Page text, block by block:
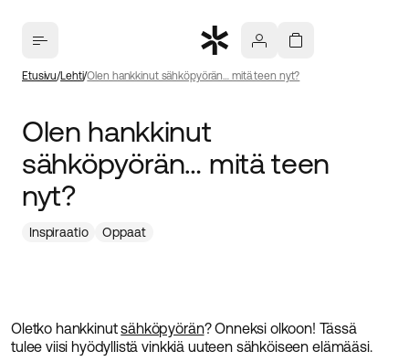
Etusivu Lehti Olen hankkinut sähköpyörän… mitä teen nyt?
Olen hankkinut
sähköpyörän… mitä teen
nyt?
Inspiraatio Oppaat
Oletko hankkinutsähköpyörän? Onneksi olkoon! Tässä
tulee viisi hyödyllistä vinkkiä uuteen sähköiseen elämääsi.